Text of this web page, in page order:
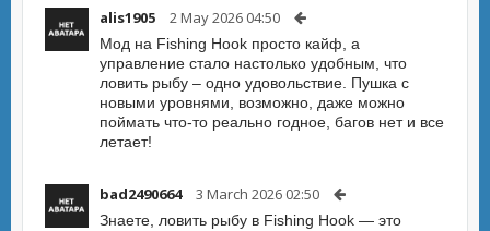
alis1905 2 May 2026 04:50
Мод на Fishing Hook просто кайф, а
управление стало настолько удобным, что
ловить рыбу – одно удовольствие. Пушка с
новыми уровнями, возможно, даже можно
поймать что-то реально годное, багов нет и все
летает!
bad2490664 3 March 2026 02:50
Знаете, ловить рыбу в Fishing Hook — это